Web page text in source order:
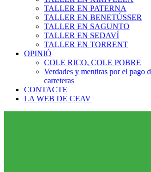
TALLER EN PATERNA
TALLER EN BENETÚSSER
TALLER EN SAGUNTO
TALLER EN SEDAVÍ
TALLER EN TORRENT
OPINIÓ
COLE RICO, COLE POBRE
Verdades y mentiras por el pago
carreteras
CONTACTE
LA WEB DE CEAV